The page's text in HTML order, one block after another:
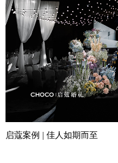
启蔻案例 | 佳人如期而至